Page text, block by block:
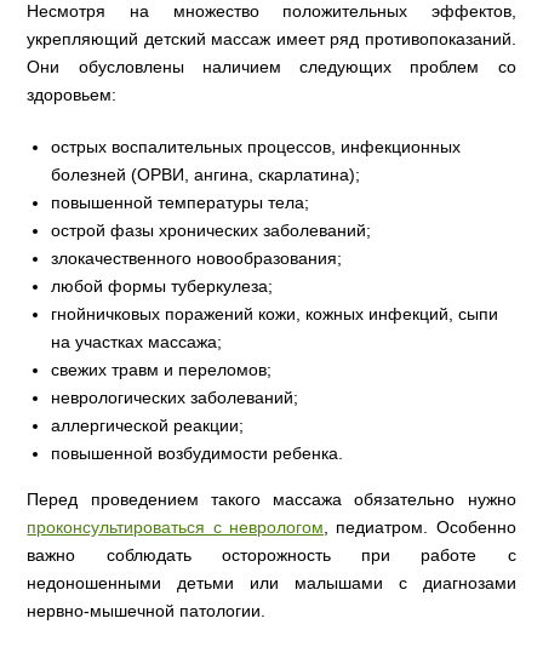
Несмотря на множество положительных эффектов,
укрепляющий детский массаж имеет ряд противопоказаний.
Они обусловлены наличием следующих проблем со
здоровьем:
острых воспалительных процессов, инфекционных
болезней (ОРВИ, ангина, скарлатина);
повышенной температуры тела;
острой фазы хронических заболеваний;
злокачественного новообразования;
любой формы туберкулеза;
гнойничковых поражений кожи, кожных инфекций, сыпи
на участках массажа;
свежих травм и переломов;
неврологических заболеваний;
аллергической реакции;
повышенной возбудимости ребенка.
Перед проведением такого массажа обязательно нужно
проконсультироваться с неврологом , педиатром. Особенно
важно соблюдать осторожность при работе с
недоношенными детьми или малышами с диагнозами
нервно-мышечной патологии.